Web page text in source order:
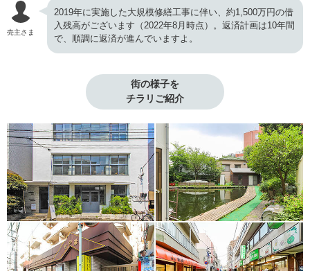
売主さま
2019年に実施した大規模修繕工事に伴い、約1,500万円の借
入残高がございます（2022年8月時点）。返済計画は10年間
で、順調に返済が進んでいますよ。
街の様子を
チラリご紹介